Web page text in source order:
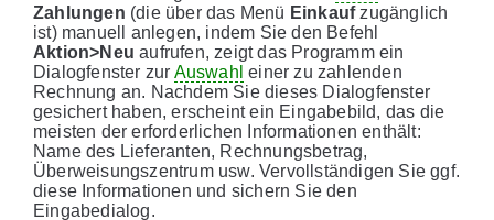
Zahlungen (die über das Menü Einkaufzugänglich
ist) manuell anlegen, indem Sie den Befehl
Aktion>Neu aufrufen, zeigt das Programm ein
Dialogfenster zur Auswahl einer zu zahlenden
Rechnung an. Nachdem Sie dieses Dialogfenster
gesichert haben, erscheint ein Eingabebild, das die
meisten der erforderlichen Informationen enthält:
Name des Lieferanten, Rechnungsbetrag,
Überweisungszentrum usw. Vervollständigen Sie ggf.
diese Informationen und sichern Sie den
Eingabedialog.